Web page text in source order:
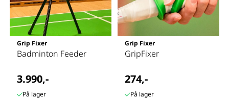
Grip Fixer
Badminton Feeder
3.990,-
På lager
Grip Fixer
GripFixer
274,-
På lager